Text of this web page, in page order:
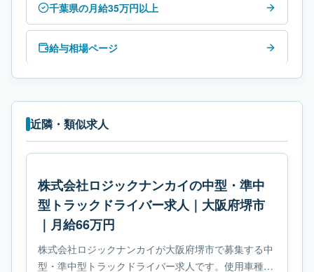
千葉県の月給35万円以上
給与相場ページ
近隣・類似求人
株式会社ロジックナンカイの中型・準中
型トラックドライバー求人｜大阪府堺市
｜月給66万円
株式会社ロジックナンカイが大阪府堺市で募集する中
型・準中型トラックドライバー求人です。使用車種は